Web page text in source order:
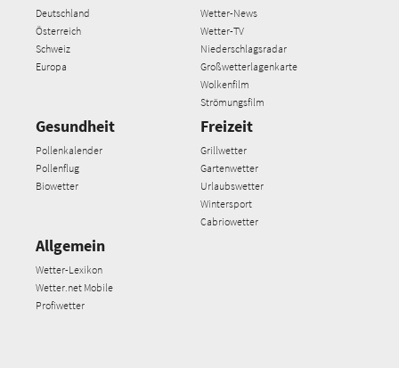
Deutschland
Österreich
Schweiz
Europa
Wetter-News
Wetter-TV
Niederschlagsradar
Großwetterlagenkarte
Wolkenfilm
Strömungsfilm
Gesundheit
Pollenkalender
Pollenflug
Biowetter
Freizeit
Grillwetter
Gartenwetter
Urlaubswetter
Wintersport
Cabriowetter
Allgemein
Wetter-Lexikon
Wetter.net Mobile
Profiwetter